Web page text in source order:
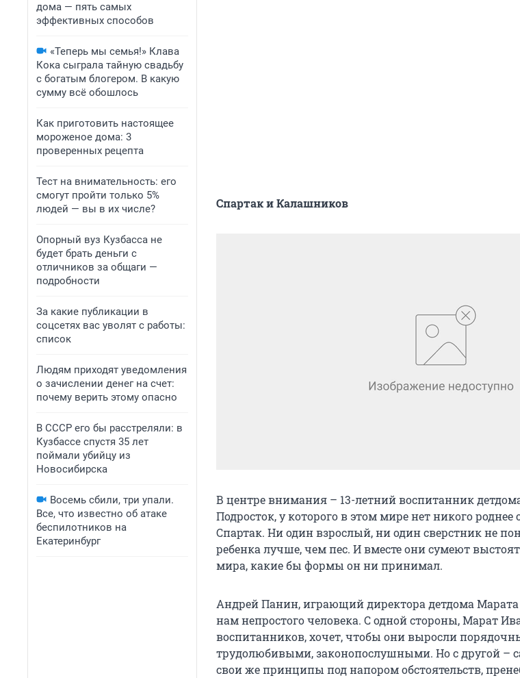
дома — пять самых
эффективных способов
«Теперь мы семья!» Клава
Кока сыграла тайную свадьбу
с богатым блогером. В какую
сумму всё обошлось
Как приготовить настоящее
мороженое дома: 3
проверенных рецепта
Тест на внимательность: его
смогут пройти только 5%
людей — вы в их числе?
Опорный вуз Кузбасса не
будет брать деньги с
отличников за общаги —
подробности
За какие публикации в
соцсетях вас уволят с работы:
список
Людям приходят уведомления
о зачислении денег на счет:
почему верить этому опасно
В СССР его бы расстреляли: в
Кузбассе спустя 35 лет
поймали убийцу из
Новосибирска
Восемь сбили, три упали.
Все, что известно об атаке
беспилотников на
Екатеринбург
Спартак и Калашников
В центре внимания – 13-летний воспитанник
Подросток, у которого в этом мире нет никого
Спартак. Ни один взрослый, ни один сверстник не
ребенка лучше, чем пес. И вместе они сумеют
мира, какие бы формы он ни принимал.
Андрей Панин, играющий директора детдома
нам непростого человека. С одной стороны, Марат
воспитанников, хочет, чтобы они выросли
трудолюбивыми, законопослушными. Но с другой –
свои же принципы под напором обстоятельств,